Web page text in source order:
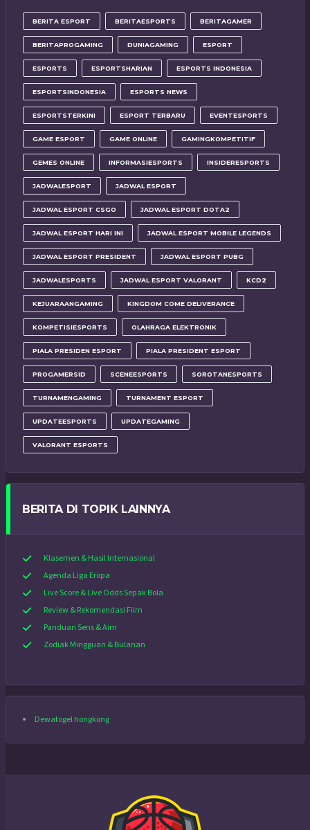
BERITA ESPORT BERITAESPORTS BERITAGAMER
BERITAPROGAMING DUNIAGAMING ESPORT
ESPORTS ESPORTSHARIAN ESPORTS INDONESIA
ESPORTSINDONESIA ESPORTS NEWS
ESPORTSTERKINI ESPORT TERBARU EVENTESPORTS
GAME ESPORT GAME ONLINE GAMINGKOMPETITIF
GEMES ONLINE INFORMASIESPORTS INSIDERESPORTS
JADWALESPORT JADWAL ESPORT
JADWAL ESPORT CSGO JADWAL ESPORT DOTA2
JADWAL ESPORT HARI INI JADWAL ESPORT MOBILE LEGENDS
JADWAL ESPORT PRESIDENT JADWAL ESPORT PUBG
JADWALESPORTS JADWAL ESPORT VALORANT KCD2
KEJUARAANGAMING KINGDOM COME DELIVERANCE
KOMPETISIESPORTS OLAHRAGA ELEKTRONIK
PIALA PRESIDEN ESPORT PIALA PRESIDENT ESPORT
PROGAMERSID SCENEESPORTS SOROTANESPORTS
TURNAMENGAMING TURNAMENT ESPORT
UPDATEESPORTS UPDATEGAMING
VALORANT ESPORTS
BERITA DI TOPIK LAINNYA
Klasemen & Hasil Internasional
Agenda Liga Eropa
Live Score & Live Odds Sepak Bola
Review & Rekomendasi Film
Panduan Sens & Aim
Zodiak Mingguan & Bulanan
Dewatogel hongkong